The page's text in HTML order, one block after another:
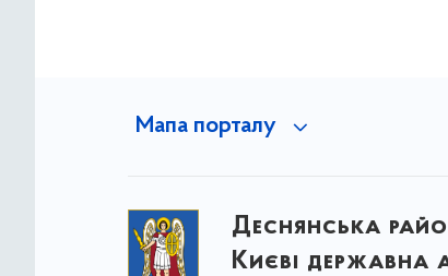
Мапа порталу
Деснянська
Києві державна